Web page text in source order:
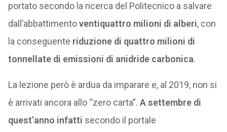
portato secondo la ricerca del Politecnico a salvare
dall’abbattimentoventiquattro milioni di alberi, con
la conseguente riduzione di quattro milioni di
tonnellate di emissioni di anidride carbonica.
La lezione però è ardua da imparare e, al 2019, non si
è arrivati ancora allo “zero carta”. A settembre di
quest’anno infatti secondo il portale